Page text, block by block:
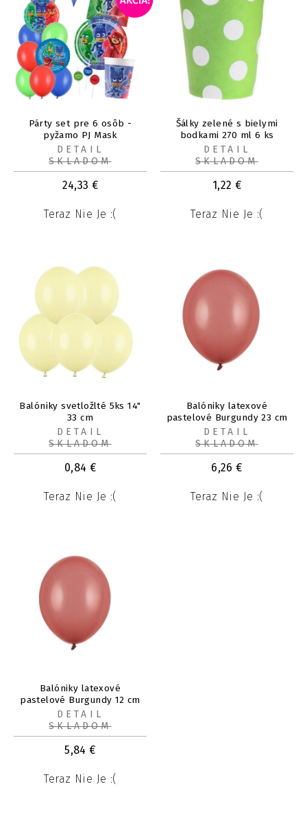
Párty set pre 6 osôb -
pyžamo PJ Mask
24,33 €
Teraz Nie Je :(
DETAIL
SKLADOM
Šálky zelené s bielymi
bodkami 270 ml 6 ks
1,22 €
Teraz Nie Je :(
DETAIL
SKLADOM
Balóniky svetložlté 5ks 14"
33 cm
0,84 €
Teraz Nie Je :(
DETAIL
SKLADOM
Balóniky latexové
pastelové Burgundy 23 cm
100 ks
6,26 €
Teraz Nie Je :(
DETAIL
SKLADOM
Balóniky latexové
pastelové Burgundy 12 cm
100 ks
5,84 €
Teraz Nie Je :(
DETAIL
SKLADOM